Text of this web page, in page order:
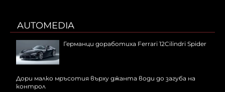
AUTOMEDIA
Германци доработиха Ferrari 12Cilindri Spider
Дори малко мръсотия върху джанта води до загуба на
контрол